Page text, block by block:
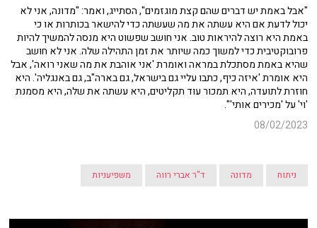
"אבל באמת יש דברים שהם קצת מוגזמים", הסתייג, ואמר: "מדונה, אני לא
יכול לדעת אם היא עשתה את מה שעשתה כדי להישאר בכותרות או כי
באמת היא רוצה להיראות טוב. אני חושב שפשוט היא מנסה להמשיך להיות
פרובוקטיבית כדי למשוך כמה שיותר את זמן התהילה שלה. אני לא חושב
שהיא באמת מסתכלת במראה ואומרת 'אני אוהבת את מה שאני רואה', אבל
היא אומרת 'איזה כיף, כתבו עליי גם בישראל, גם בארה"ב, גם באנגליה'. היא
חוזרת לתועדה, היא תמכור עוד תקליטים, היא עשתה את שלה, היא מסמנת
'וי' על 'מכירים אותי'".
08/02/2023
ניתוח מדונה ד"ר אברי רווה משפיעניות